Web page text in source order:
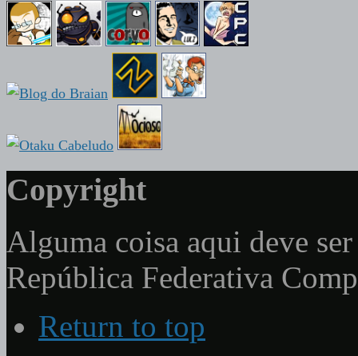
Copyright
Alguma coisa aqui deve
República Federativa
Return to top